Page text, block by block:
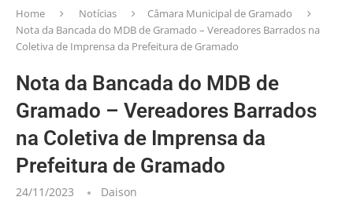
Home Notícias
Câmara Municipal de Gramado
Nota da Bancada do MDB de Gramado – Vereadores Barrados na
Coletiva de Imprensa da Prefeitura de Gramado
Nota da Bancada do MDB de
Gramado – Vereadores Barrados
na Coletiva de Imprensa da
Prefeitura de Gramado
24/11/2023 Daison